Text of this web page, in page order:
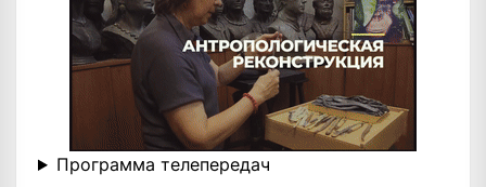
Программа телепередач